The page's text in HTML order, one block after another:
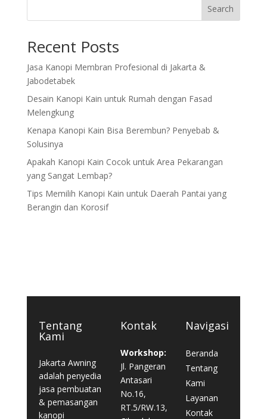
Search
Recent Posts
Jasa Kanopi Membran Profesional di Jakarta &
Jabodetabek
Desain Kanopi Kain untuk Rumah dengan Fasad
Melengkung
Kenapa Kanopi Kain Bisa Berembun? Penyebab &
Solusinya
Apakah Kanopi Kain Cocok untuk Area Pekarangan
yang Sangat Lembap?
Tips Memilih Kanopi Kain untuk Daerah Pantai yang
Berangin dan Korosif
Tentang
Kami
Jakarta Awning
adalah penyedia
jasa pembuatan
& pemasangan
kanopi
Kontak
Workshop:
Jl. Pangeran
Antasari
No.16,
RT.5/RW.13,
Navigasi
Beranda
Tentang
Kami
Layanan
Kontak